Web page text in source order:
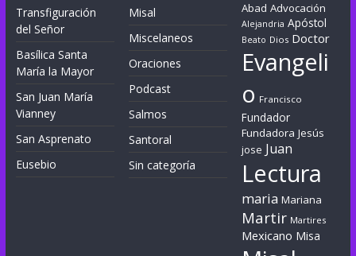
Transfiguración
del Señor
Basílica Santa
María la Mayor
San Juan María
Vianney
San Asprenato
Eusebio
Misal
Miscelaneos
Oraciones
Podcast
Salmos
Santoral
Sin categoría
Abad Advocación
Alejandria Apóstol
Beato Dios Doctor
Evangeli
o Francisco
Fundador
Fundadora Jesús
jose Juan
Lectura
maria Mariana
Martir Martires
Mexicano Misa